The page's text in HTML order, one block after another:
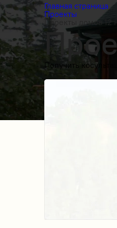
Главная страница
Проекты
Проекты домов 12
Получить